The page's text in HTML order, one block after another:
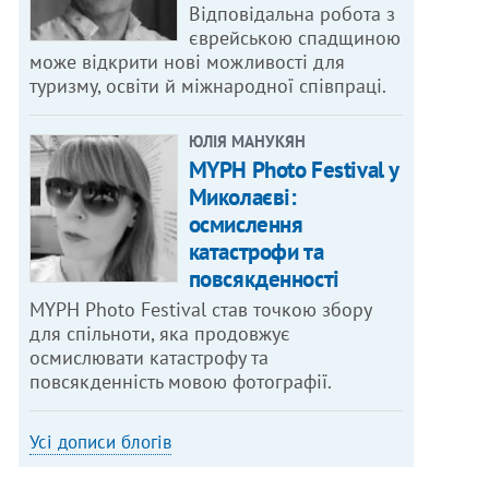
Відповідальна робота з
єврейською спадщиною
може відкрити нові можливості для
туризму, освіти й міжнародної співпраці.
ЮЛІЯ МАНУКЯН
MYPH Photo Festival у
Миколаєві:
осмислення
катастрофи та
повсякденності
MYPH Photo Festival став точкою збору
для спільноти, яка продовжує
осмислювати катастрофу та
повсякденність мовою фотографії.
Усі дописи блогів